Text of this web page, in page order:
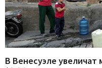
В Венесуэле